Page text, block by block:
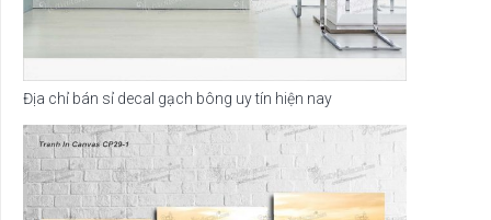
Địa chỉ bán sỉ decal gạch bông uy tín hiện nay